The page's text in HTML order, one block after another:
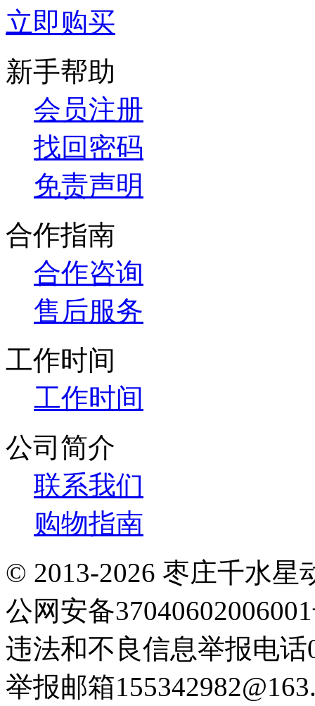
立即购买
新手帮助
会员注册
找回密码
免责声明
合作指南
合作咨询
售后服务
工作时间
工作时间
公司简介
联系我们
购物指南
© 2013-2026 枣庄千水
公网安备
违法和不良信息举报电话
举报邮箱